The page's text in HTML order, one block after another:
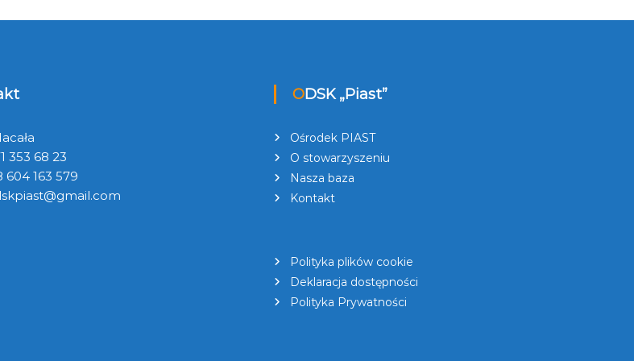
353 68 23
604 163 579
ODSK „Piast”
Ośrodek PIAST
O stowarzyszeniu
Nasza baza
Kontakt
Polityka plików cookie
Deklaracja dostępności
Polityka Prywatności